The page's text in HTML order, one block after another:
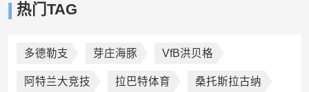
热门TAG
多德勒支 芽庄海豚 VfB洪贝格
阿特兰大竞技 拉巴特体育 桑托斯拉古纳